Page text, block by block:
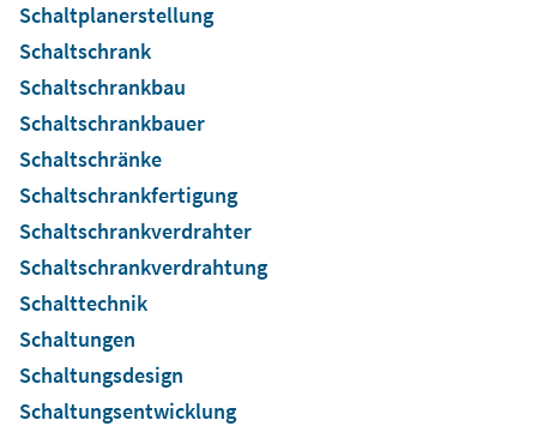
Schaltplanerstellung
Schaltschrank
Schaltschrankbau
Schaltschrankbauer
Schaltschränke
Schaltschrankfertigung
Schaltschrankverdrahter
Schaltschrankverdrahtung
Schalttechnik
Schaltungen
Schaltungsdesign
Schaltungsentwicklung